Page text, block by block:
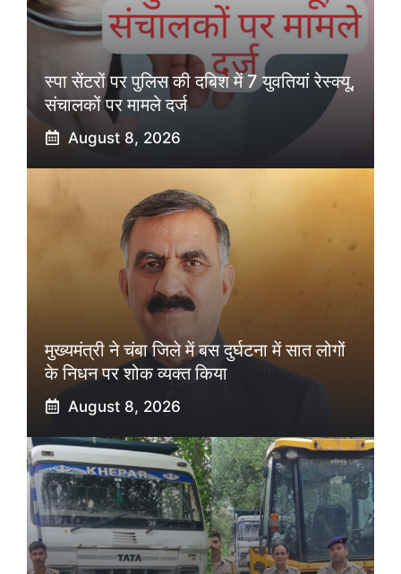
स्पा सेंटरों पर पुलिस की दबिश में 7 युवतियां रेस्क्यू,
संचालकों पर मामले दर्ज
August 8, 2026
मुख्यमंत्री ने चंबा जिले में बस दुर्घटना में सात लोगों
के निधन पर शोक व्यक्त किया
August 8, 2026